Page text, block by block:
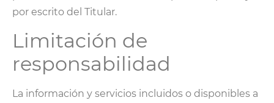
por escrito del Titular.
Limitación de
responsabilidad
La información y servicios incluidos o disponibles a